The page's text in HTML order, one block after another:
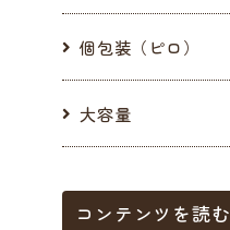
個包装（ピロ）
大容量
コンテンツを読む